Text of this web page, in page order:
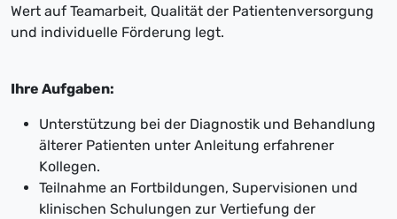
Wert auf Teamarbeit, Qualität der Patientenversorgung
und individuelle Förderung legt.
Ihre Aufgaben:
Unterstützung bei der Diagnostik und Behandlung
älterer Patienten unter Anleitung erfahrener
Kollegen.
Teilnahme an Fortbildungen, Supervisionen und
klinischen Schulungen zur Vertiefung der